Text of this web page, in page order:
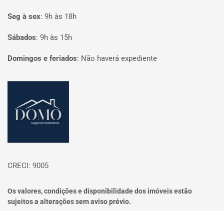
Seg à sex: 9h às 18h
Sábados: 9h às 15h
Domingos e feriados: Não haverá expediente
CRECI: 9005
Os valores, condições e disponibilidade dos imóveis estão
sujeitos a alterações sem aviso prévio.